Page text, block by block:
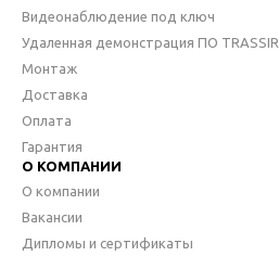
Видеонаблюдение под ключ
Удаленная демонстрация ПО TRASSIR
Монтаж
Доставка
Оплата
Гарантия
О КОМПАНИИ
О компании
Вакансии
Дипломы и сертификаты